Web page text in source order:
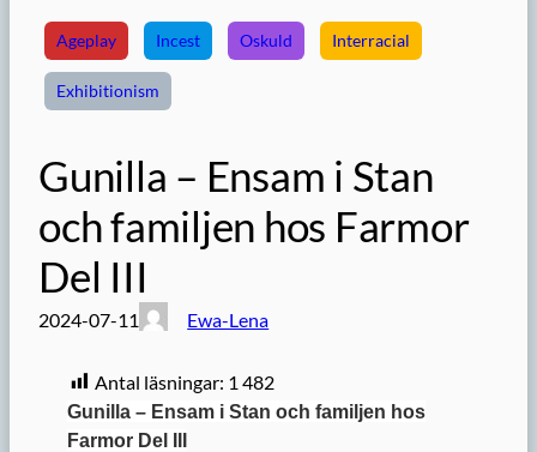
Ageplay Incest Oskuld Interracial
Exhibitionism
Gunilla – Ensam i Stan
och familjen hos Farmor
Del III
2024-07-11 Ewa-Lena
Antal läsningar: 1 482
Gunilla – Ensam i Stan och familjen hos
Farmor Del III